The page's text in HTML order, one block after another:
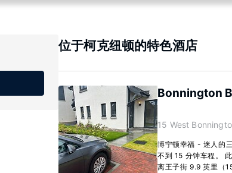
位于柯克纽顿的特色酒店
Bonnington
15 West
博宁顿幸福 - 迷人的
不到 15 分钟车程。
离王子街 9.9 英里（